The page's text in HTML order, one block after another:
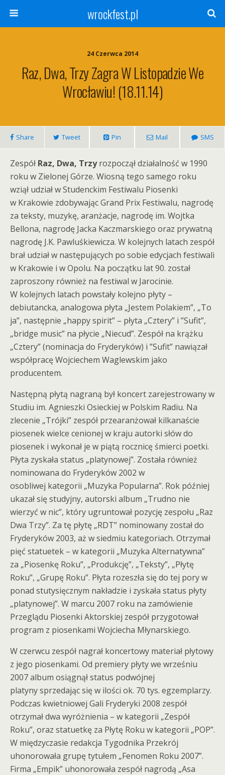
wrockfest.pl
24 Czerwca 2014
Raz, Dwa, Trzy Zagra W Listopadzie We
Wrocławiu! (18.11.14)
Share Tweet Pin Mail SMS
Zespół Raz, Dwa, Trzyrozpoczął działalność w 1990
roku w Zielonej Górze. Wiosną tego samego roku
wziął udział w Studenckim Festiwalu Piosenki
w Krakowie zdobywając Grand Prix Festiwalu, nagrodę
za teksty, muzykę, aranżacje, nagrodę im. Wojtka
Bellona, nagrodę Jacka Kaczmarskiego oraz prywatną
nagrodę J.K. Pawluśkiewicza. W kolejnych latach zespół
brał udział w następujących po sobie edycjach festiwali
w Krakowie i w Opolu. Na początku lat 90. został
zaproszony również na festiwal w Jarocinie.
W kolejnych latach powstały kolejno płyty –
debiutancka, analogowa płyta „Jestem Polakiem”, „To
ja”, następnie „happy spirit” – płyta „Cztery” i ”Sufit”,
„bridge music” na płycie „Niecud”. Zespół na krążku
„Cztery” (nominacja do Fryderyków) i ”Sufit” nawiązał
współpracę Wojciechem Waglewskim jako
producentem.
Następną płytą nagraną był koncert zarejestrowany w
Studiu im. Agnieszki Osieckiej w Polskim Radiu. Na
zlecenie „Trójki” zespół przearanżował kilkanaście
piosenek wielce cenionej w kraju autorki słów do
piosenek i wykonał je w piątą rocznicę śmierci poetki.
Płyta zyskała status „platynowej”. Została również
nominowana do Fryderyków 2002 w
osobliwej kategorii „Muzyka Popularna”. Rok później
ukazał się studyjny, autorski album „Trudno nie
wierzyć w nic”, który ugruntował pozycję zespołu „Raz
Dwa Trzy”. Za tę płytę „RDT” nominowany został do
Fryderyków 2003, aż w siedmiu kategoriach. Otrzymał
pięć statuetek – w kategorii „Muzyka Alternatywna”
za „Piosenkę Roku”, „Produkcję”, „Teksty”, „Płytę
Roku”, „Grupę Roku”. Płyta rozeszła się do tej pory w
ponad stutysięcznym nakładzie i zyskała status płyty
„platynowej”. W marcu 2007 roku na zamówienie
Przeglądu Piosenki Aktorskiej zespół przygotował
program z piosenkami Wojciecha Młynarskiego.
W czerwcu zespół nagrał koncertowy materiał płytowy
z jego piosenkami. Od premiery płyty we wrześniu
2007 album osiągnął status podwójnej
platyny sprzedając się w ilości ok. 70 tys. egzemplarzy.
Podczas kwietniowej Gali Fryderyki 2008 zespół
otrzymał dwa wyróżnienia – w kategorii „Zespół
Roku”, oraz statuetkę za Płytę Roku w kategorii „POP”.
W międzyczasie redakcja Tygodnika Przekrój
uhonorowała grupę tytułem „Fenomen Roku 2007”.
Firma „Empik” uhonorowała zespół nagrodą „Asa